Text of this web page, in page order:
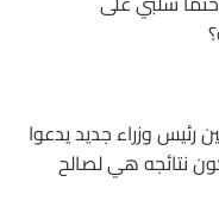
رئيس وزراء جديد يدعوا
نتائجه هي لصالح